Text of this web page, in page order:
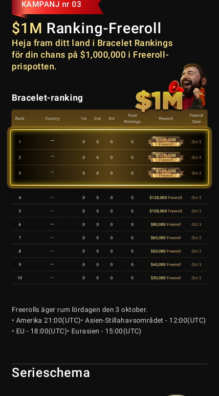
KAMPANJ nr 03
$1M Ranking-Freeroll
Heja fram ditt land i Bracelet Rankings
för din chans på $1,000,000 i Freeroll-
prispotten.
Bracelet-ranking
Freerolls äger rum lördagen den 3 oktober.
• Amerika 21:00(UTC)• Asien-Stillahavsområdet - 12:00(UTC)
• EU - 18:00(UTC)• Eurasien - 15:00(UTC)
Serieschema